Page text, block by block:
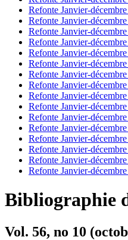
Refonte Janvier-
Refonte Janvier-
Refonte Janvier-
Refonte Janvier-
Refonte Janvier-
Refonte Janvier-
Refonte Janvier-
Refonte Janvier-décembre
Refonte Janvier-
Refonte Janvier-
Refonte Janvier-
Refonte Janvier-
Refonte Janvier-
Refonte Janvier-
Refonte Janvier-
Refonte Janvier-
Bibliographie
Vol. 56, no 10